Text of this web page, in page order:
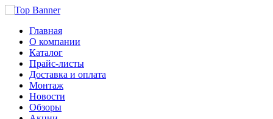
Главная
О компании
Каталог
Прайс-листы
Доставка и оплата
Монтаж
Новости
Обзоры